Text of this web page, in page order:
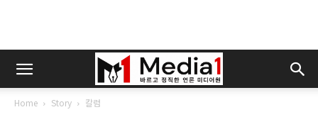
Home Story 칼럼